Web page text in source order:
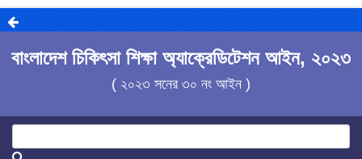
বাংলাদেশ চিকিৎসা শিক্ষা অ্যাক্রেডিটেশন আইন, ২০২৩
( ২০২৩ সনের ৩০ নং আইন )